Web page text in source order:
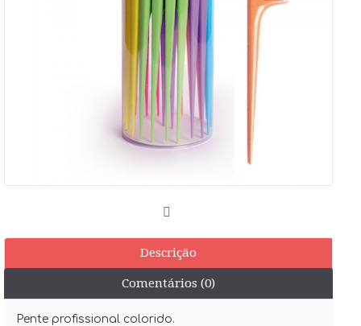
Descrição
Comentários (0)
Pente profissional colorido.